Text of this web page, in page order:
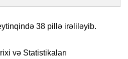
38 pillə irəliləyib.
və Statistikaları